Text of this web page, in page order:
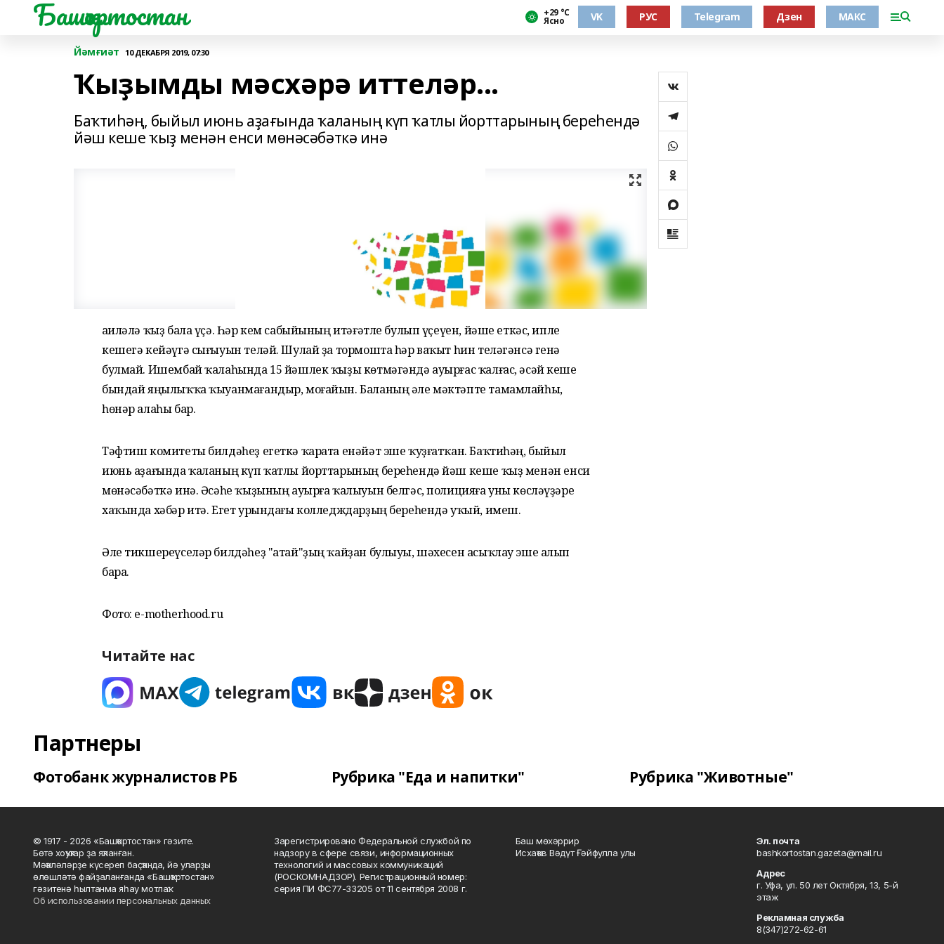
Башҡортостан +29 °С
Ясно VK РУС Telegram Дзен МАКС
Йәмғиәт 10 ДЕКАБРЯ 2019, 07:30
Ҡыҙымды мәсхәрә иттеләр...
Баҡтиһәң, быйыл июнь аҙағында ҡаланың күп ҡатлы йорттарының береһендә
йәш кеше ҡыҙ менән енси мөнәсәбәткә инә
Ғаиләлә ҡыҙ бала үҫә. Һәр кем сабыйының итәғәтле булып үҫеүен, йәше еткәс, ипле
кешегә кейәүгә сығыуын теләй. Шулай ҙа тормошта һәр ваҡыт һин теләгәнсә генә
булмай. Ишембай ҡалаһында 15 йәшлек ҡыҙы көтмәгәндә ауырғас ҡалғас, әсәй кеше
бындай яңылыҡҡа ҡыуанмағандыр, моғайын. Баланың әле мәктәпте тамамлайһы,
һөнәр алаһы бар.
Тәфтиш комитеты билдәһеҙ егеткә ҡарата енәйәт эше ҡуҙғатҡан. Баҡтиһәң, быйыл
июнь аҙағында ҡаланың күп ҡатлы йорттарының береһендә йәш кеше ҡыҙ менән енси
мөнәсәбәткә инә. Әсәһе ҡыҙының ауырға ҡалыуын белгәс, полицияға уны көсләүҙәре
хаҡында хәбәр итә. Егет урындағы колледждарҙың береһендә уҡый, имеш.
Әле тикшереүселәр билдәһеҙ "атай"ҙың ҡайҙан булыуы, шәхесен асыҡлау эше алып
бара.
Фото: e-motherhood.ru
Читайте нас
Партнеры
Фотобанк журналистов РБ Рубрика "Еда и напитки" Рубрика "Животные"
© 1917 - 2026 «Башҡортостан» гәзите.
Бөтә хоҡуҡтар ҙа яҡланған.
Мәҡәләләрҙе күсереп баҫҡанда, йә уларҙы
өлөшләтә файҙаланғанда «Башҡортостан»
гәзитенә һылтанма яһау мотлаҡ.
Об использовании персональных данных
Зарегистрировано Федеральной службой по
надзору в сфере связи, информационных
технологий и массовых коммуникаций
(РОСКОМНАДЗОР). Регистрационный номер:
серия ПИ ФС77-33205 от 11 сентября 2008 г.
Баш мөхәррир
Исхаҡов Вәдүт Ғәйфулла улы
Эл. почта
bashkortostan.gazeta@mail.ru
Адрес
г. Уфа, ул. 50 лет Октября, 13, 5-й
этаж
Рекламная служба
8(347)272-62-61